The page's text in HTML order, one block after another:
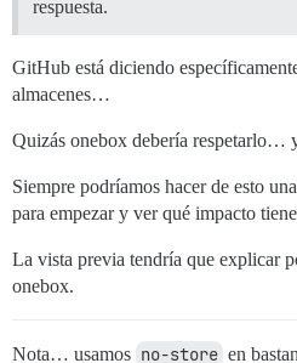
respuesta.
GitHub está diciendo
almacenes…
Quizás onebox debería respetarlo…
Siempre podríamos hacer de esto
para empezar y ver qué impacto
La vista previa tendría que explicar
onebox.
Nota… usamos no-store en